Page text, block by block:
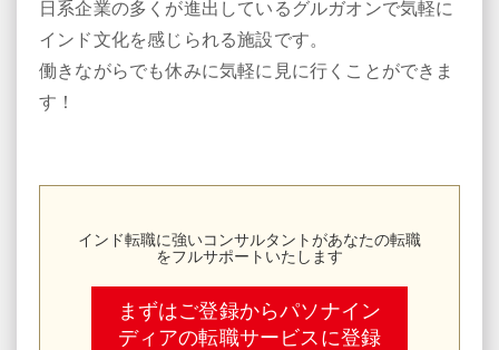
日系企業の多くが進出しているグルガオンで気軽に
インド文化を感じられる施設です。
働きながらでも休みに気軽に見に行くことができま
す！
インド転職に強いコンサルタントがあなたの転職
をフルサポートいたします
まずはご登録からパソナイン
ディアの転職サービスに登録